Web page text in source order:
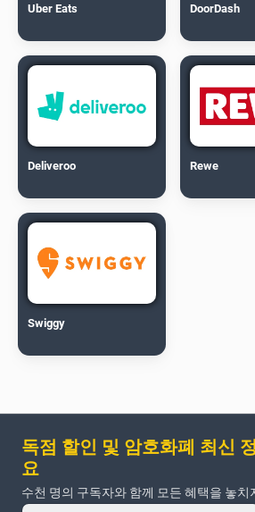
Uber Eats DoorDash
Deliveroo Rewe
Swiggy
독점 할인 및 암호화폐 최신
요
수천 명의 구독자와 함께 모든 혜택을 놓치